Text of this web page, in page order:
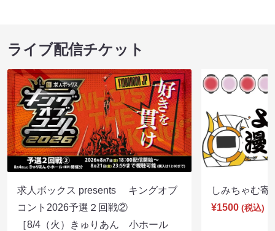
ライブ配信チケット
求人ボックス presents キングオブ
コント2026予選２回戦②
［8/4（火）きゅりあん 小ホール
しみちゃむ
¥1500 (税込)